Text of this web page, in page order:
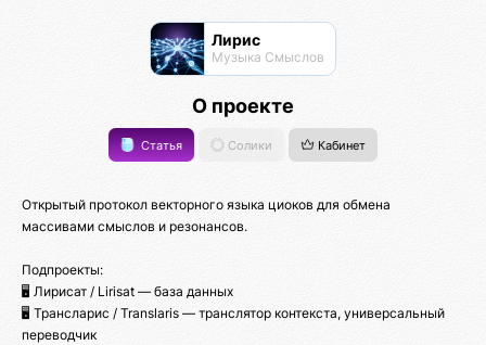
Лирис
Музыка Смыслов
О проекте
Статья Солики Кабинет
Открытый протокол векторного языка циоков для обмена
массивами смыслов и резонансов.
Подпроекты:
🖥️ Лирисат / Lirisat — база данных
🖥️ Трансларис / Translaris — транслятор контекста, универсальный
переводчик